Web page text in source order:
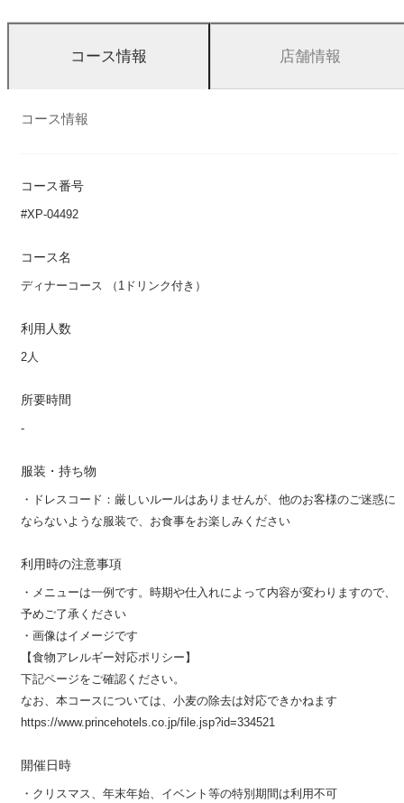
コース情報 店舗情報
コース情報
コース番号
#XP-04492
コース名
ディナーコース （1ドリンク付き）
利用人数
2人
所要時間
-
服装・持ち物
・ドレスコード：厳しいルールはありませんが、他のお客様のご迷惑に
ならないような服装で、お食事をお楽しみください
利用時の注意事項
・メニューは一例です。時期や仕入れによって内容が変わりますので、
予めご了承ください
・画像はイメージです
【食物アレルギー対応ポリシー】
下記ページをご確認ください。
なお、本コースについては、小麦の除去は対応できかねます
https://www.princehotels.co.jp/file.jsp?id=334521
開催日時
・クリスマス、年末年始、イベント等の特別期間は利用不可